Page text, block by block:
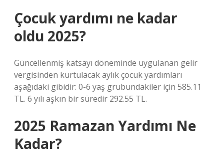
Çocuk yardımı ne kadar
oldu 2025?
Güncellenmiş katsayı döneminde uygulanan gelir
vergisinden kurtulacak aylık çocuk yardımları
aşağıdaki gibidir: 0-6 yaş grubundakiler için 585.11
TL. 6 yılı aşkın bir süredir 292.55 TL.
2025 Ramazan Yardımı Ne
Kadar?